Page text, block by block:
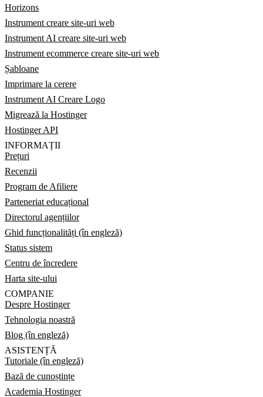
Horizons
Instrument creare site-uri web
Instrument AI creare site-uri web
Instrument ecommerce creare site-uri web
Șabloane
Imprimare la cerere
Instrument AI Creare Logo
Migrează la Hostinger
Hostinger API
INFORMAȚII
Prețuri
Recenzii
Program de Afiliere
Parteneriat educațional
Directorul agențiilor
Ghid funcționalități (în engleză)
Status sistem
Centru de încredere
Harta site-ului
COMPANIE
Despre Hostinger
Tehnologia noastră
Blog (în engleză)
ASISTENȚĂ
Tutoriale (în engleză)
Bază de cunoștințe
Academia Hostinger